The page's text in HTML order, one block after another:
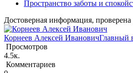
Пространство заботы и
Достоверная информация, проверена
Корнеев Алексей ИвановичГлавный
Просмотров
4.5к.
Комментариев